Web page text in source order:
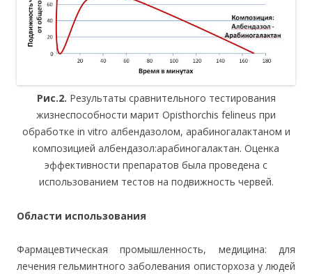
Рис.2. Результаты сравнительного тестирования
жизнеспособности марит Opisthorchis felineus при
обработке in vitro албендазолом, арабиногалактаном и
композицией албендазол:арабиногалактан. Оценка
эффективности препаратов была проведена с
использованием тестов на подвижность червей.
Области использования
Фармацевтическая промышленность, медицина: для
лечения гельминтного заболевания описторхоза у людей